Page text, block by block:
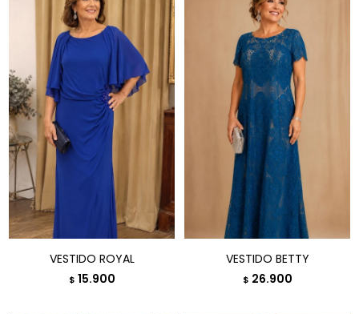
VESTIDO ROYAL
$ 15.900
VESTIDO BETTY
$ 26.900